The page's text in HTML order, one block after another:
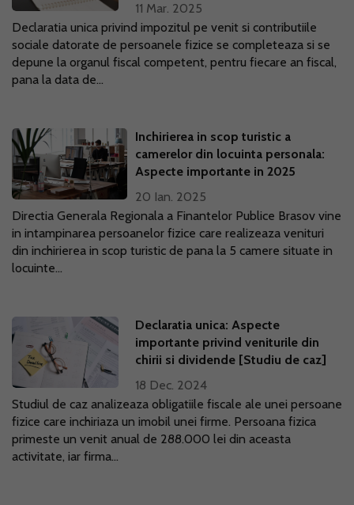
11 Mar. 2025
Declaratia unica privind impozitul pe venit si contributiile
sociale datorate de persoanele fizice se completeaza si se
depune la organul fiscal competent, pentru fiecare an fiscal,
pana la data de...
Inchirierea in scop turistic a
camerelor din locuinta personala:
Aspecte importante in 2025
20 Ian. 2025
Directia Generala Regionala a Finantelor Publice Brasov vine
in intampinarea persoanelor fizice care realizeaza venituri
din inchirierea in scop turistic de pana la 5 camere situate in
locuinte...
Declaratia unica: Aspecte
importante privind veniturile din
chirii si dividende [Studiu de caz]
18 Dec. 2024
Studiul de caz analizeaza obligatiile fiscale ale unei persoane
fizice care inchiriaza un imobil unei firme. Persoana fizica
primeste un venit anual de 288.000 lei din aceasta
activitate, iar firma...